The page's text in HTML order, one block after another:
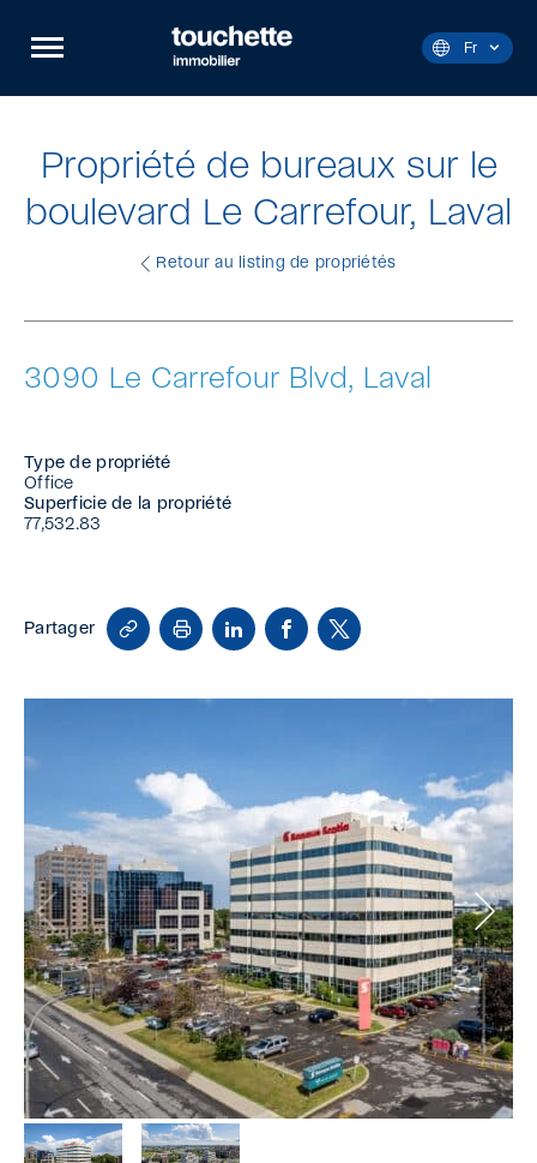
la
navigation
site
FrLangue
Actuelle
Français.
Propriété de bureaux sur le
boulevard Le Carrefour, Laval
Retour au listing de propriétés
3090 Le Carrefour Blvd, Laval
Type de propriété
Office
Superficie de la propriété
77,532.83
Partager
Copy
Link
Print LinkedInFacebook